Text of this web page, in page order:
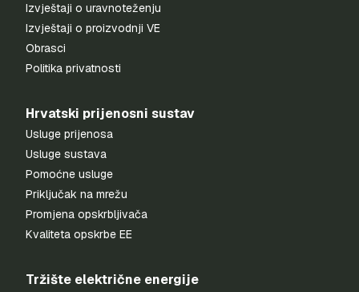
Izvještaji o uravnoteženju
Izvještaji o proizvodnji VE
Obrasci
Politika privatnosti
Hrvatski prijenosni sustav
Usluge prijenosa
Usluge sustava
Pomoćne usluge
Priključak na mrežu
Promjena opskrbljivača
Kvaliteta opskrbe EE
Tržište električne energije